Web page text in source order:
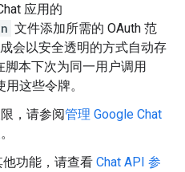
应用的
文件添加所需的 OAuth 范
会以安全透明的方式自动存
脚本下次为同一用户调用
这些令牌。
，请参阅管理 Google Chat
。
他功能，请查看 Chat API 参